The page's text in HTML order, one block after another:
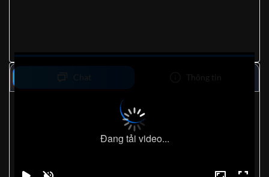
Đang tải video...
Chat Thông tin